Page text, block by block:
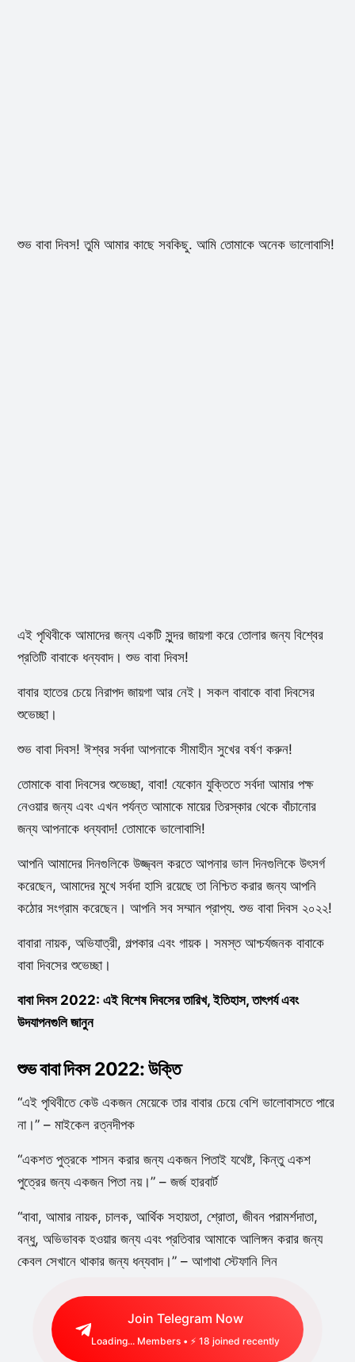
শুভ বাবা দিবস! তুমি আমার কাছে সবকিছু. আমি তোমাকে অনেক ভালোবাসি!
এই পৃথিবীকে আমাদের জন্য একটি সুন্দর জায়গা করে তোলার জন্য বিশ্বের
প্রতিটি বাবাকে ধন্যবাদ। শুভ বাবা দিবস!
বাবার হাতের চেয়ে নিরাপদ জায়গা আর নেই। সকল বাবাকে বাবা দিবসের
শুভেচ্ছা।
শুভ বাবা দিবস! ঈশ্বর সর্বদা আপনাকে সীমাহীন সুখের বর্ষণ করুন!
তোমাকে বাবা দিবসের শুভেচ্ছা, বাবা! যেকোন যুক্তিতে সর্বদা আমার পক্ষ
নেওয়ার জন্য এবং এখন পর্যন্ত আমাকে মায়ের তিরস্কার থেকে বাঁচানোর
জন্য আপনাকে ধন্যবাদ! তোমাকে ভালোবাসি!
আপনি আমাদের দিনগুলিকে উজ্জ্বল করতে আপনার ভাল দিনগুলিকে উৎসর্গ
করেছেন, আমাদের মুখে সর্বদা হাসি রয়েছে তা নিশ্চিত করার জন্য আপনি
কঠোর সংগ্রাম করেছেন। আপনি সব সম্মান প্রাপ্য. শুভ বাবা দিবস ২০২২!
বাবারা নায়ক, অভিযাত্রী, গল্পকার এবং গায়ক। সমস্ত আশ্চর্যজনক বাবাকে
বাবা দিবসের শুভেচ্ছা।
বাবা দিবস 2022: এই বিশেষ দিবসের তারিখ, ইতিহাস, তাৎপর্য এবং
উদযাপনগুলি জানুন
শুভ বাবা দিবস 2022: উক্তি
“এই পৃথিবীতে কেউ একজন মেয়েকে তার বাবার চেয়ে বেশি ভালোবাসতে পারে
না।” – মাইকেল রত্নদীপক
“একশত পুত্রকে শাসন করার জন্য একজন পিতাই যথেষ্ট, কিন্তু একশ
পুত্রের জন্য একজন পিতা নয়।” – জর্জ হারবার্ট
“বাবা, আমার নায়ক, চালক, আর্থিক সহায়তা, শ্রোতা, জীবন পরামর্শদাতা,
বন্ধু, অভিভাবক হওয়ার জন্য এবং প্রতিবার আমাকে আলিঙ্গন করার জন্য
কেবল সেখানে থাকার জন্য ধন্যবাদ।” – আগাথা স্টেফানি লিন
Join Telegram Now
Loading... Members • ⚡ 18 joined recently